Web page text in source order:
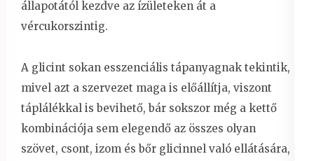
állapotától kezdve az ízületeken át a
vércukorszintig.
A glicint sokan esszenciális tápanyagnak tekintik,
mivel azt a szervezet maga is előállítja, viszont
táplálékkal is bevihető, bár sokszor még a kettő
kombinációja sem elegendő az összes olyan
szövet, csont, izom és bőr glicinnel való ellátására,